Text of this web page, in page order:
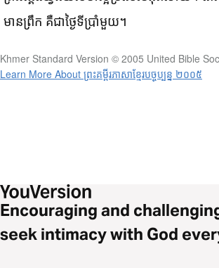
មាន​ព្រឹក គឺ​ជា​ថ្ងៃ​ទី​ប្រាំ​មួយ។
Khmer Standard Version © 2005 United Bible
Learn More About ព្រះគម្ពីរភាសាខ្មែរបច្ចុប្បន្ន ២០០៥
Encouraging and
seek intimacy with God